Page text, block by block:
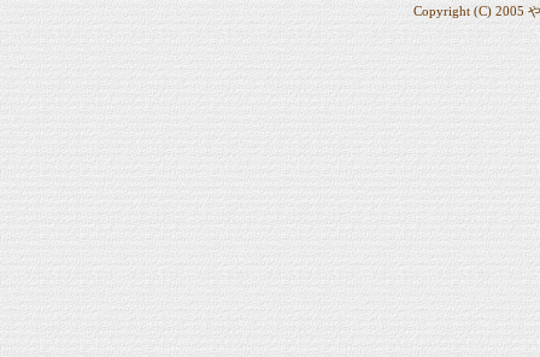
Copyright (C) 2005